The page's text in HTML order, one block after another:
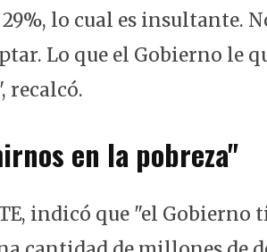
lo cual es insultante.
Lo que el Gobierno le
recalcó.
en la pobreza"
indicó que "el Gobierno